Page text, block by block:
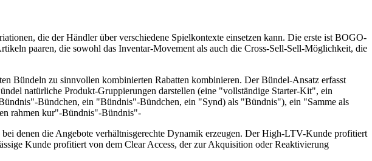
die der Händler über verschiedene Spielkontexte einsetzen kann. Die erste ist BOGO-
paaren, die sowohl das Inventar-Movement als auch die Cross-Sell-Sell-Möglichkeit, die
Bündeln zu sinnvollen kombinierten Rabatten kombinieren. Der Bündel-Ansatz erfasst
natürliche Produkt-Gruppierungen darstellen (eine "vollständige Starter-Kit", ein
Bündchen, ein "Bündnis"-Bündchen, ein "Synd) als "Bündnis"), ein "Samme als
rahmen kur"-Bündnis"-Bündnis"-
denen die Angebote verhältnisgerechte Dynamik erzeugen. Der High-LTV-Kunde profitiert
Kunde profitiert von dem Clear Access, der zur Akquisition oder Reaktivierung